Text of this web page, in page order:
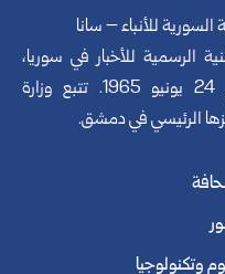
السورية للأنباء – سانا
الرسمية للأخبار في سوريا،
تأسست في 24 يونيو 1965. تتبع وزارة
الرئيسي في دمشق.
وتكنولوجيا